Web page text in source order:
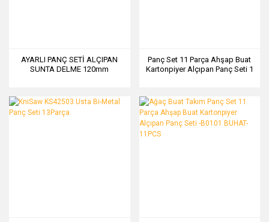
AYARLI PANÇ SETİ ALÇIPAN
SUNTA DELME 120mm
Panç Set 11 Parça Ahşap Buat
Kartonpiyer Alçıpan Panç Seti 1